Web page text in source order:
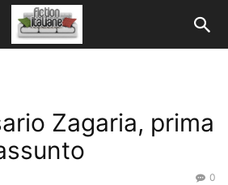
Zagaria, prima
0